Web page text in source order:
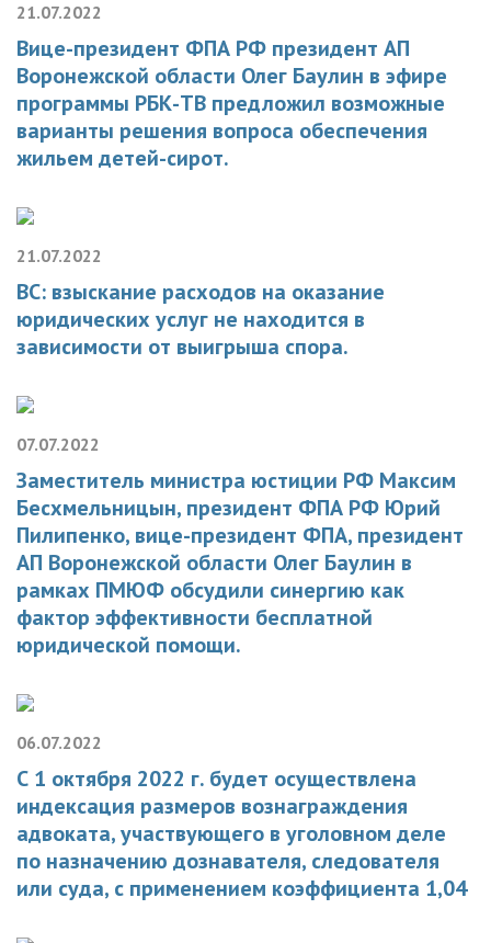
21.07.2022
Вице-президент ФПА РФ президент АП
Воронежской области Олег Баулин в эфире
программы РБК-ТВ предложил возможные
варианты решения вопроса обеспечения
жильем детей-сирот.
21.07.2022
ВС: взыскание расходов на оказание
юридических услуг не находится в
зависимости от выигрыша спора.
07.07.2022
Заместитель министра юстиции РФ Максим
Бесхмельницын, президент ФПА РФ Юрий
Пилипенко, вице-президент ФПА, президент
АП Воронежской области Олег Баулин в
рамках ПМЮФ обсудили синергию как
фактор эффективности бесплатной
юридической помощи.
06.07.2022
С 1 октября 2022 г. будет осуществлена
индексация размеров вознаграждения
адвоката, участвующего в уголовном деле
по назначению дознавателя, следователя
или суда, с применением коэффициента 1,04